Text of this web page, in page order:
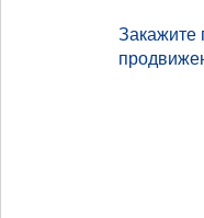
Закажите